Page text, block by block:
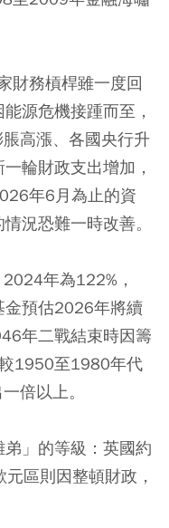
財務槓桿雖一度回
源危機接踵而至，
高漲、各國央行升
輪財政支出增加，
年6月為止的資
況恐難一時改善。
年為122%，
金預估2026年將續
年二戰結束時因籌
1950至1980年代
倍以上。
」的等級：英國約
區則因整頓財政，